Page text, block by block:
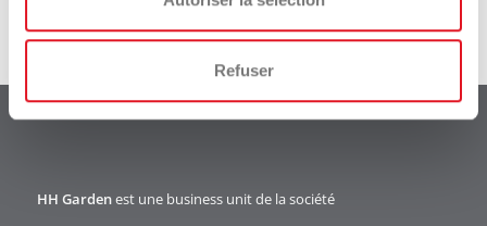
Refuser
HH Gardenest une business unit de la société